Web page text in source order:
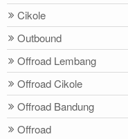
Cikole
Outbound
Offroad Lembang
Offroad Cikole
Offroad Bandung
Offroad